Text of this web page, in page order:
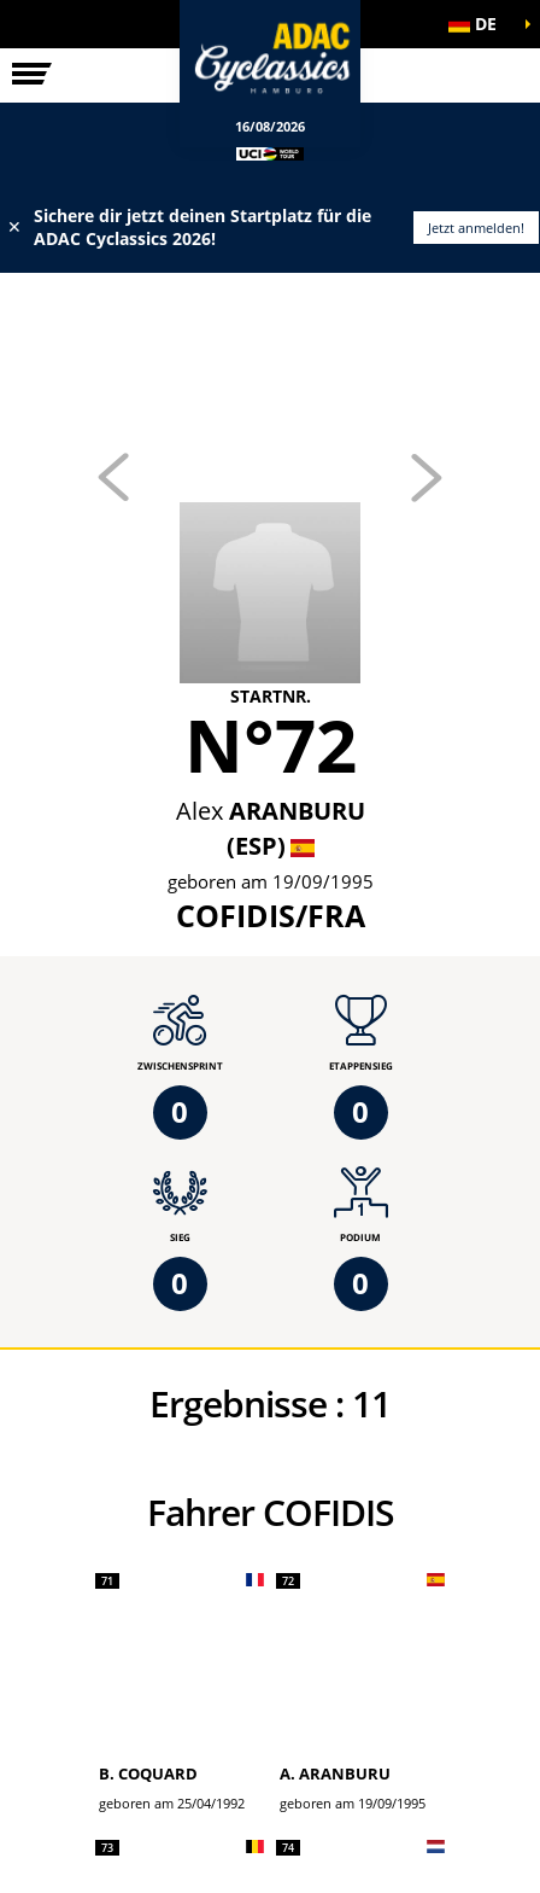
RENNEN DE
16/08/2026
✕
Sichere dir jetzt deinen Startplatz für die
ADAC Cyclassics 2026!
Jetzt anmelden!
STARTNR.
N°72
Alex ARANBURU
(ESP)
geboren am 19/09/1995
COFIDIS/FRA
ZWISCHENSPRINT
0
ETAPPENSIEG
0
SIEG
0
PODIUM
0
Ergebnisse : 11
Fahrer COFIDIS
71
B. COQUARD
geboren am 25/04/1992
72
A. ARANBURU
geboren am 19/09/1995
73 74